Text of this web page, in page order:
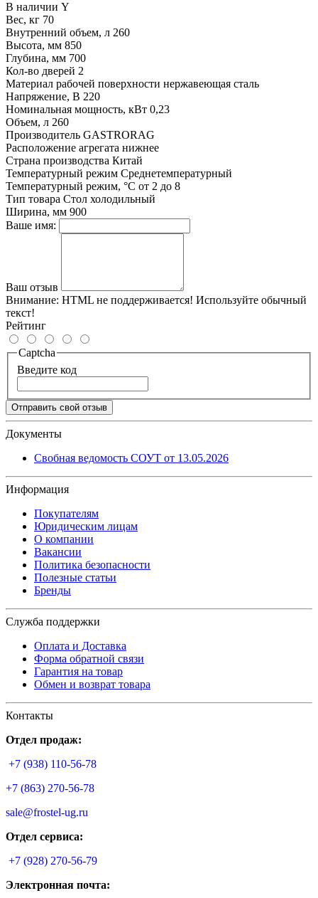
В наличии Y
Вес, кг 70
Внутренний объем, л 260
Высота, мм 850
Глубина, мм 700
Кол-во дверей 2
Материал рабочей поверхности нержавеющая сталь
Напряжение, В 220
Номинальная мощность, кВт 0,23
Объем, л 260
Производитель GASTRORAG
Расположение агрегата нижнее
Страна производства Китай
Температурный режим Среднетемпературный
Температурный режим, °С от 2 до 8
Тип товара Стол холодильный
Ширина, мм 900
Ваше имя:
Ваш отзыв
Внимание: HTML не поддерживается! Используйте обычный
текст!
Рейтинг
Captcha
Введите код
Отправить свой отзыв
Документы
Свобная ведомость СОУТ от 13.05.2026
Информация
Покупателям
Юридическим лицам
О компании
Вакансии
Политика безопасности
Полезные статьи
Бренды
Служба поддержки
Оплата и Доставка
Форма обратной связи
Гарантия на товар
Обмен и возврат товара
Контакты
Отдел продаж:
+7 (938) 110-56-78
+7 (863) 270-56-78
sale@frostel-ug.ru
Отдел сервиса:
+7 (928) 270-56-79
Электронная почта: